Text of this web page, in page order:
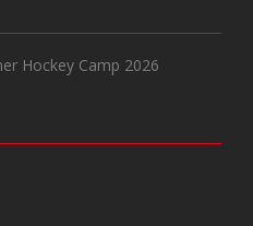
Hockey Camp 2026